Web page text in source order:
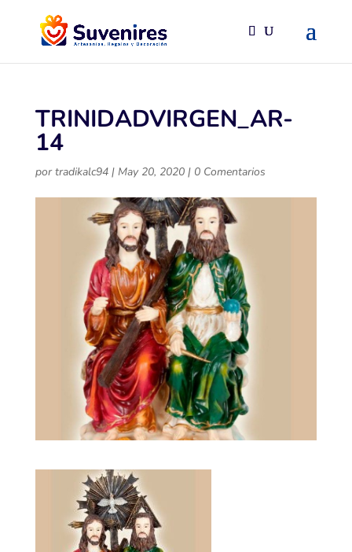
TRINIDADVIRGEN_AR-
14
portradikalc94| May 20, 2020| 0 Comentarios